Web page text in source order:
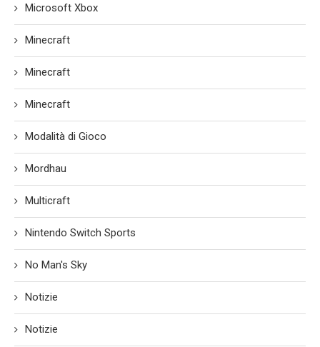
Microsoft Xbox
Minecraft
Minecraft
Minecraft
Modalità di Gioco
Mordhau
Multicraft
Nintendo Switch Sports
No Man's Sky
Notizie
Notizie